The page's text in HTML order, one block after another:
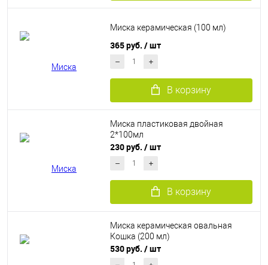
Миска керамическая (100 мл)
365 руб. / шт
В корзину
Миска пластиковая двойная
2*100мл
230 руб. / шт
В корзину
Миска керамическая овальная
Кошка (200 мл)
530 руб. / шт